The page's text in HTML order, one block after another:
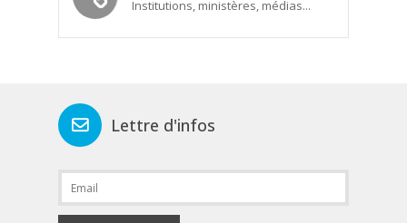
Institutions, ministères, médias...
Lettre d'infos